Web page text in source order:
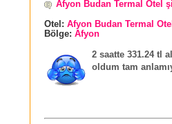
Afyon Budan Termal Otel
Otel: Afyon Budan Termal Otel
Bölge: Afyon
2 saatte 331.24 tl
oldum tam